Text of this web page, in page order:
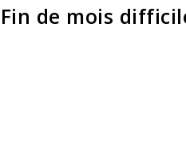
Fin de mois